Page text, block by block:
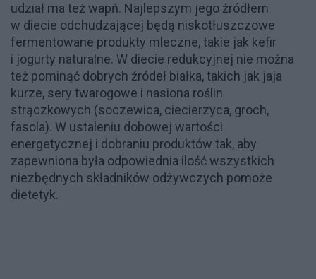
udział ma też wapń. Najlepszym jego źródłem
w diecie odchudzającej będą niskotłuszczowe
fermentowane produkty mleczne, takie jak kefir
i jogurty naturalne. W diecie redukcyjnej nie można
też pominąć dobrych źródeł białka, takich jak jaja
kurze, sery twarogowe i nasiona roślin
strączkowych (soczewica, ciecierzyca, groch,
fasola). W ustaleniu dobowej wartości
energetycznej i dobraniu produktów tak, aby
zapewniona była odpowiednia ilość wszystkich
niezbędnych składników odżywczych pomoże
dietetyk.